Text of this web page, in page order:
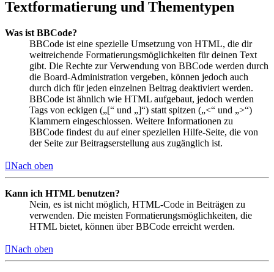
Textformatierung und Thementypen
Was ist BBCode?
BBCode ist eine spezielle Umsetzung von HTML, die dir
weitreichende Formatierungsmöglichkeiten für deinen Text
gibt. Die Rechte zur Verwendung von BBCode werden durch
die Board-Administration vergeben, können jedoch auch
durch dich für jeden einzelnen Beitrag deaktiviert werden.
BBCode ist ähnlich wie HTML aufgebaut, jedoch werden
Tags von eckigen („[“ und „]“) statt spitzen („<“ und „>“)
Klammern eingeschlossen. Weitere Informationen zu
BBCode findest du auf einer speziellen Hilfe-Seite, die von
der Seite zur Beitragserstellung aus zugänglich ist.
Nach oben
Kann ich HTML benutzen?
Nein, es ist nicht möglich, HTML-Code in Beiträgen zu
verwenden. Die meisten Formatierungsmöglichkeiten, die
HTML bietet, können über BBCode erreicht werden.
Nach oben